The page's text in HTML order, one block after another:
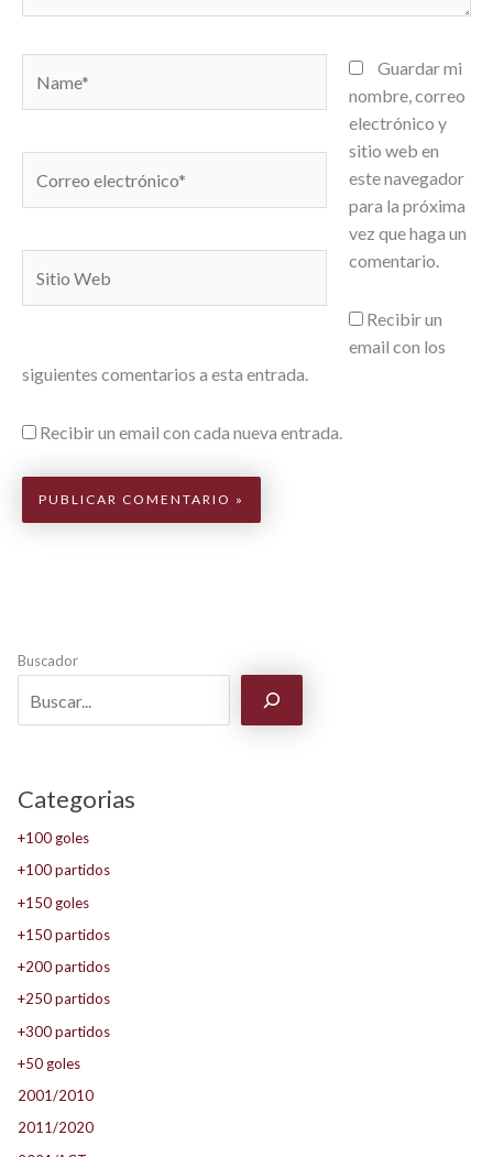
electrónico*
Web
Guardar mi
nombre, correo
electrónico y
sitio web en
este navegador
para la próxima
vez que haga un
comentario.
Recibir un
email con los
siguientes comentarios a esta entrada.
Recibir un email con cada nueva entrada.
Buscador
Categorias
+100 goles
+100 partidos
+150 goles
+150 partidos
+200 partidos
+250 partidos
+300 partidos
+50 goles
2001/2010
2011/2020